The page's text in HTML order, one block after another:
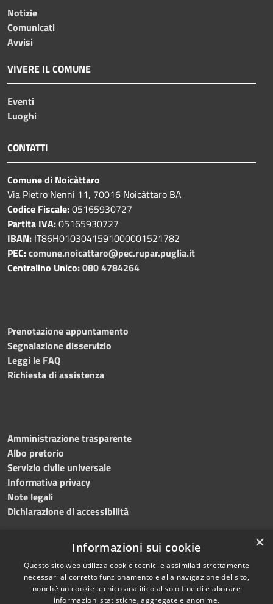
Notizie
Comunicati
Avvisi
VIVERE IL COMUNE
Eventi
Luoghi
CONTATTI
Comune di Noicàttaro
Via Pietro Nenni 11, 70016 Noicàttaro BA
Codice Fiscale:05165930727
Partita IVA:05165930727
IBAN: IT86H0103041591000001521782
PEC:comune.noicattaro@pec.rupar.puglia.it
Centralino Unico:080 4784264
Prenotazione appuntamento
Segnalazione disservizio
Leggi le FAQ
Richiesta di assistenza
Amministrazione trasparente
Albo pretorio
Servizio civile universale
Informativa privacy
Note legali
Dichiarazione di accessibilità
RSS
Accessibilità
Copyright © 2023 •
Comune di Noicàttaro
Powered byMunicipium
×
Informazioni sui cookie
Questo sito web utilizza cookie tecnici e assimilati strettamente
necessari al corretto funzionamento e alla navigazione del sito,
nonché un cookie tecnico analitico al solo fine di elaborare
informazioni statistiche, aggregate e anonime.